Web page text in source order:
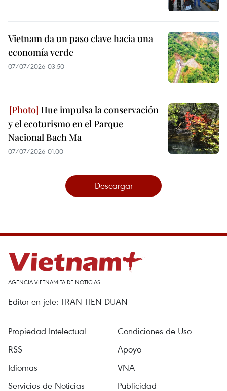
Vietnam da un paso clave hacia una
economía verde
07/07/2026 03:50
Hue impulsa la conservación
y el ecoturismo en el Parque
Nacional Bach Ma
07/07/2026 01:00
Descargar
AGENCIA VIETNAMITA DE NOTICIAS
Editor en jefe: TRAN TIEN DUAN
Propiedad Intelectual
Condiciones de Uso
RSS
Apoyo
Idiomas
VNA
Servicios de Noticias
Publicidad